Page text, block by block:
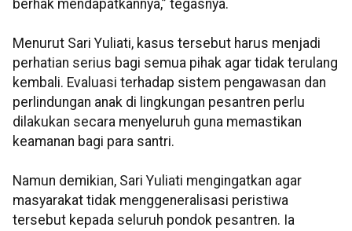
berhak mendapatkannya,” tegasnya.
Menurut Sari Yuliati, kasus tersebut harus menjadi
perhatian serius bagi semua pihak agar tidak terulang
kembali. Evaluasi terhadap sistem pengawasan dan
perlindungan anak di lingkungan pesantren perlu
dilakukan secara menyeluruh guna memastikan
keamanan bagi para santri.
Namun demikian, Sari Yuliati mengingatkan agar
masyarakat tidak menggeneralisasi peristiwa
tersebut kepada seluruh pondok pesantren. Ia